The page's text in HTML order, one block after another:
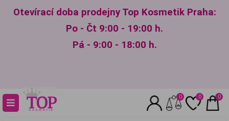
Otevírací doba prodejny Top Kosmetik Praha:
Po - Čt 9:00 - 19:00 h.
Pá - 9:00 - 18:00 h.
0 0 0